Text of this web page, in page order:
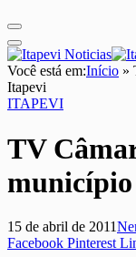
Você está em:Início »
Itapevi
ITAPEVI
TV
15 de abril de 2011
Facebook Pinterest